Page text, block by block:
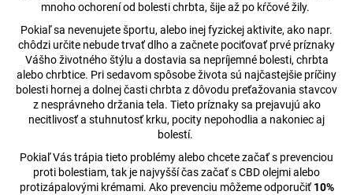
mnoho ochorení od bolesti chrbta, šije až po kŕčové žily.
Pokiaľ sa nevenujete športu, alebo inej fyzickej aktivite, ako napr.
chôdzi určite nebude trvať dlho a začnete pociťovať prvé príznaky
Vášho životného štýlu a dostavia sa nepríjemné bolesti, chrbta
alebo chrbtice. Pri sedavom spôsobe života sú najčastejšie príčiny
bolesti hornej a dolnej časti chrbta z dôvodu preťažovania stavcov
z nesprávneho držania tela. Tieto príznaky sa prejavujú ako
necitlivosť a stuhnutosť krku, pocity nepohodlia a nakoniec aj
bolestí.
Pokiaľ Vás trápia tieto problémy alebo chcete začať s prevenciou
proti bolestiam, tak je najvyšší čas začať s CBD olejmi alebo
protizápalovými krémami. Ako prevenciu môžeme odporučiť10%
n
á
j
s